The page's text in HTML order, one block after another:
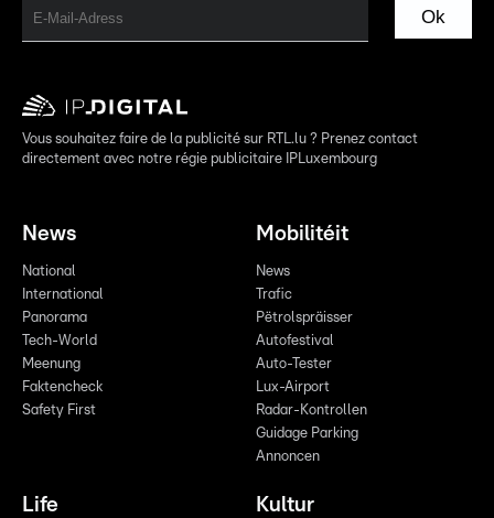
Ok
Vous souhaitez faire de la publicité sur RTL.lu ? Prenez contact
directement avec notre régie publicitaire IPLuxembourg
News
National
International
Panorama
Tech-World
Meenung
Faktencheck
Safety First
Mobilitéit
News
Trafic
Pëtrolspräisser
Autofestival
Auto-Tester
Lux-Airport
Radar-Kontrollen
Guidage Parking
Annoncen
Life Kultur